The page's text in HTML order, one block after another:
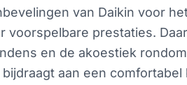
van Daikin voor
prestaties.
en de akoestiek
aan een comfortabel